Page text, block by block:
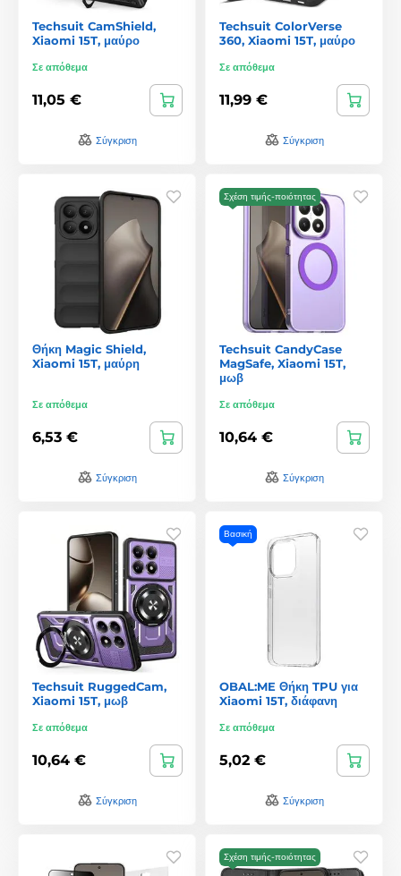
Techsuit CamShield,
Xiaomi 15T, μαύρο
Σε απόθεμα
11,05 €
Σύγκριση
Techsuit ColorVerse
360, Xiaomi 15T, μαύρο
Σε απόθεμα
11,99 €
Σύγκριση
Θήκη Magic Shield,
Xiaomi 15T, μαύρη
Σε απόθεμα
6,53 €
Σύγκριση
Σχέση τιμής-ποιότητας
Techsuit CandyCase
MagSafe, Xiaomi 15T,
μωβ
Σε απόθεμα
10,64 €
Σύγκριση
Techsuit RuggedCam,
Xiaomi 15T, μωβ
Σε απόθεμα
10,64 €
Σύγκριση
Βασική
OBAL:ME Θήκη TPU για
Xiaomi 15T, διάφανη
Σε απόθεμα
5,02 €
Σύγκριση
Σχέση τιμής-ποιότητας